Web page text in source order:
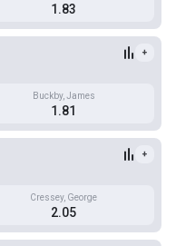
1.83
+
Buckby, James
1.81
+
Cressey, George
2.05